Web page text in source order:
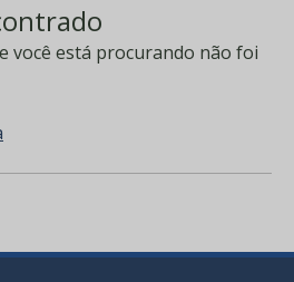
você está procurando não foi